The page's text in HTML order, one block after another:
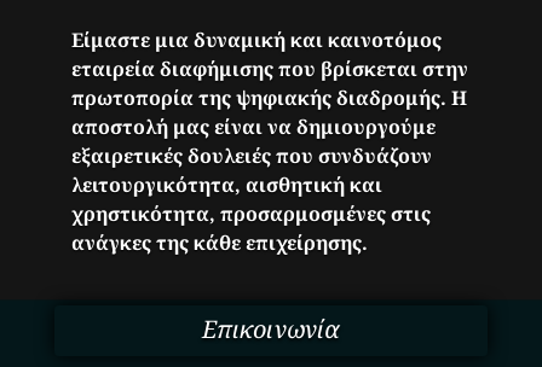
Είμαστε μια δυναμική και καινοτόμος
εταιρεία διαφήμισης που βρίσκεται στην
πρωτοπορία της ψηφιακής διαδρομής. Η
αποστολή μας είναι να δημιουργούμε
εξαιρετικές δουλειές που συνδυάζουν
λειτουργικότητα, αισθητική και
χρηστικότητα, προσαρμοσμένες στις
ανάγκες της κάθε επιχείρησης.
Επικοινωνία